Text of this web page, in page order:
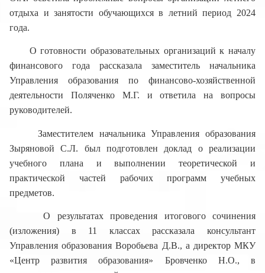
отдыха и занятости обучающихся в летний период 2024
года.
О готовности образовательных организаций к началу
финансового года рассказала заместитель начальника
Управления образования по финансово-хозяйственной
деятельности Поляченко М.Г. и ответила на вопросы
руководителей.
Заместителем начальника Управления образования
Зыряновой С.Л. был подготовлен доклад о реализации
учебного плана и выполнении теоретической и
практической частей рабочих программ учебных
предметов.
О результатах проведения итогового сочинения
(изложения) в 11 классах рассказала консультант
Управления образования Воробьева Д.В., а директор МКУ
«Центр развития образования» Бровченко Н.О., в